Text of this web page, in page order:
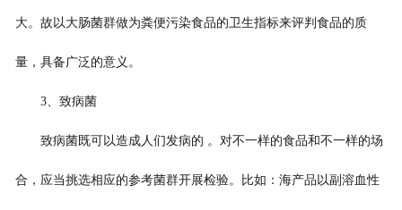
大。故以大肠菌群做为粪便污染食品的卫生指标来评判食品的质
量，具备广泛的意义。
3、致病菌
致病菌既可以造成人们发病的 。对不一样的食品和不一样的场
合，应当挑选相应的参考菌群开展检验。比如：海产品以副溶血性